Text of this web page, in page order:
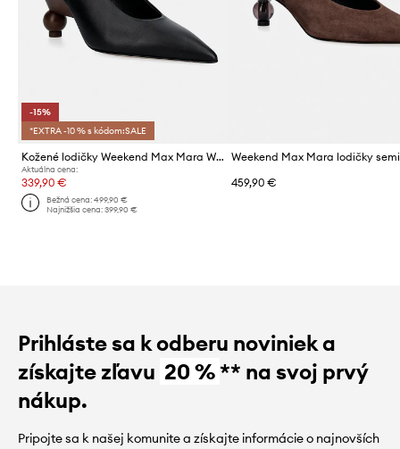
-15%
*EXTRA -10 % s kódom:SALE
Kožené lodičky Weekend Max Mara Wkarito
Aktuálna cena:
339,90 €
Bežná cena:499,90 €
Najnižšia cena:399,90 €
Weekend Max Mara lodičky
459,90 €
Prihláste sa k odberu noviniek a
získajte zľavu 20 %** na svoj prvý
nákup.
Pripojte sa k našej komunite a získajte informácie o najnovších